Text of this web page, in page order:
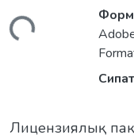
Лицензиялық